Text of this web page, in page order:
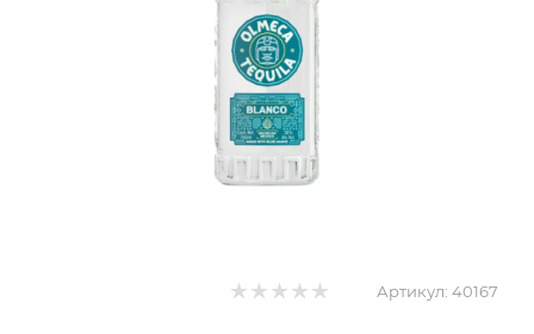
Артикул: 40167